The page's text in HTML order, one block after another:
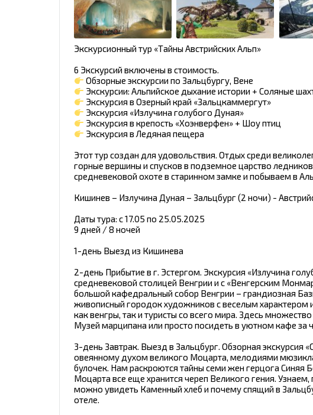
Экскурсионный тур «Тайны Австрийских Альп»
6 Экскурсий включены в стоимость.
Обзорные экскурсии по Зальцбургу, Вене
Экскурсии: Альпийское дыхание истории + Соляные
Экскурсия в Озерный край «Зальцкаммергут»
Экскурсия «Излучина голубого Дуная»
Экскурсия в крепость «Хоэнверфен» + Шоу птиц
Экскурсия в Ледяная пещера
Этот тур создан для удовольствия. Отдых среди
горные вершины и спусков в подземное царство
средневековой охоте в старинном замке и побываем в
Кишинев – Излучина Дуная – Зальцбург (2 ночи) -
Даты тура: с 17.05 по 25.05.2025
9 дней / 8 ночей
1-день Выезд из Кишинева
2-день Прибытие в г. Эстергом. Экскурсия «Излучина
средневековой столицей Венгрии и с «Венгерским
большой кафедральный собор Венгрии – грандиозная
живописный городок художников с веселым характером
как венгры, так и туристы со всего мира. Здесь
Музей марципана или просто посидеть в уютном кафе
3-день Завтрак. Выезд в Зальцбург. Обзорная
овеянному духом великого Моцарта, мелодиями
булочек. Нам раскроются тайны семи жен герцога Синяя
Моцарта все еще хранится череп Великого гения.
можно увидеть Каменный хлеб и почему спящий в
отеле.